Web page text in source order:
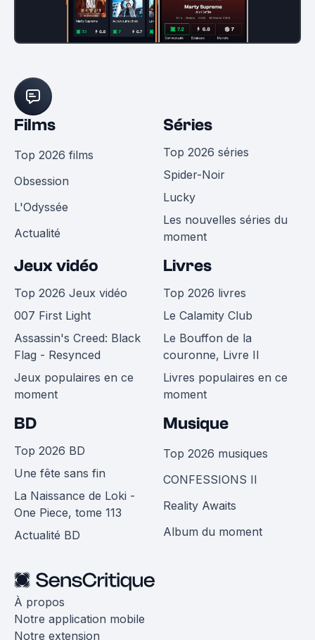
Films
Top 2026 films
Obsession
L'Odyssée
Actualité
Séries
Top 2026 séries
Spider-Noir
Lucky
Les nouvelles séries du
moment
Jeux vidéo
Top 2026 Jeux vidéo
007 First Light
Assassin's Creed: Black
Flag - Resynced
Jeux populaires en ce
moment
Livres
Top 2026 livres
Le Calamity Club
Le Bouffon de la
couronne, Livre II
Livres populaires en ce
moment
BD
Top 2026 BD
Une fête sans fin
La Naissance de Loki -
One Piece, tome 113
Actualité BD
Musique
Top 2026 musiques
CONFESSIONS II
Reality Awaits
Album du moment
À propos
Notre application mobile
Notre extension